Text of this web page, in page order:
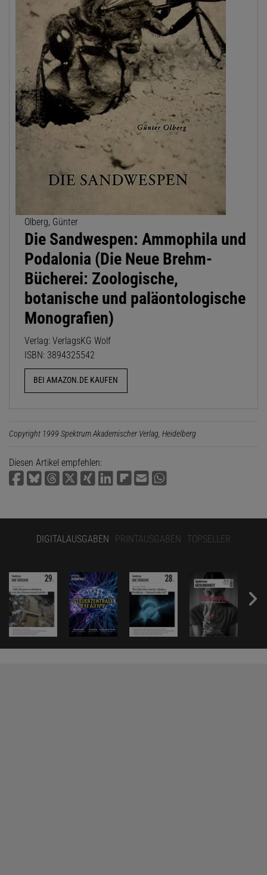
Olberg, Günter
Die Sandwespen: Ammophila und
Podalonia (Die Neue Brehm-
Bücherei: Zoologische,
botanische und paläontologische
Monografien)
Verlag: VerlagsKG Wolf
ISBN: 3894325542
BEI AMAZON.DE KAUFEN
Copyright 1999 Spektrum Akademischer Verlag, Heidelberg
Diesen Artikel empfehlen:
DIGITALAUSGABEN PRINTAUSGABEN TOPSELLER